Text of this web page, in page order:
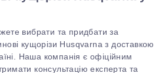
вибрати та придбати за
кущорізи Husqvarna з доставкою
Наша компанія є офіційним
консультацію експерта та